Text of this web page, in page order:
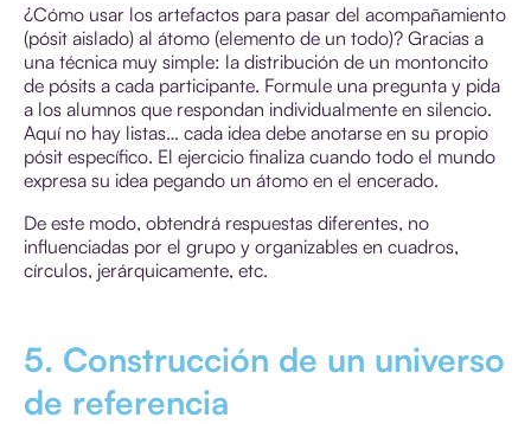
¿Cómo usar los artefactos para pasar del acompañamiento
(pósit aislado) al átomo (elemento de un todo)? Gracias a
una técnica muy simple: la distribución de un montoncito
de pósits a cada participante. Formule una pregunta y pida
a los alumnos que respondan individualmente en silencio.
Aquí no hay listas… cada idea debe anotarse en su propio
pósit específico. El ejercicio finaliza cuando todo el mundo
expresa su idea pegando un átomo en el encerado.
De este modo, obtendrá respuestas diferentes, no
influenciadas por el grupo y organizables en cuadros,
círculos, jerárquicamente, etc.
5. Construcción de un universo
de referencia